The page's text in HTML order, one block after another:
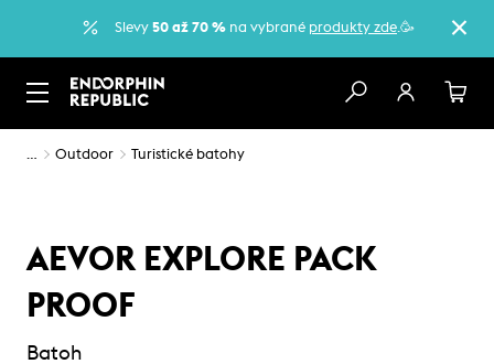
Slevy 50 až 70 % na vybrané produkty zde.🥳
… Outdoor Turistické batohy
AEVOR EXPLORE PACK
PROOF
Batoh